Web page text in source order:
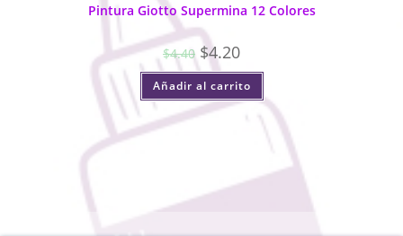
Pintura Giotto Supermina 12 Colores
$4.40 $4.20
Añadir al carrito